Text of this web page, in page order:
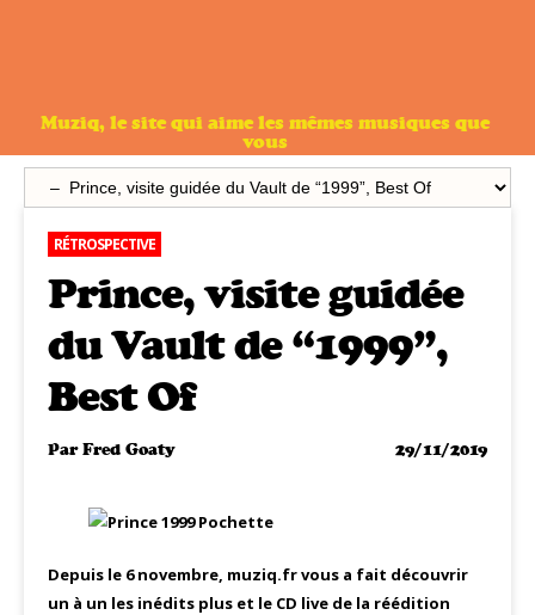
Muziq, le site qui aime les mêmes musiques que
vous
RÉTROSPECTIVE
Prince, visite guidée
du Vault de “1999”,
Best Of
ParFred Goaty 29/11/2019
Depuis le 6 novembre, muziq.fr vous a fait découvrir
un à un les inédits plus et le CD live de la réédition